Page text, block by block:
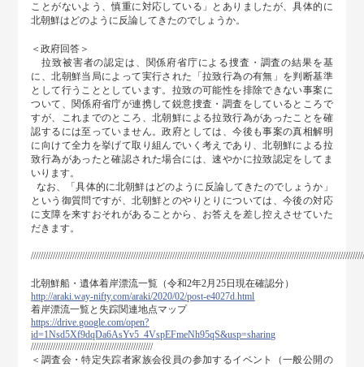
ことがないよう、慎重に対応している」とありましたが、具体的に
北朝鮮はどのように反論してきたのでしょうか。
＜政府回答＞
拉致被害者の認定は、関係府省庁による捜査・調査の結果を基
に、北朝鮮当局によって実行された「拉致行為の有無」を判断基準
として行うこととしています。拉致の可能性を排除できない事案に
ついて、関係府省庁が連携して鋭意捜査・調査をしているところで
すが、これまでのところ、北朝鮮による拉致行為があったことを確
認するには至っていません。政府としては、今後も事案の真相解明
に向けて全力を挙げて取り組んでいく考えであり、北朝鮮による拉
致行為があったと確認された場合には、速やかに拉致認定をしてま
いります。
なお、「具体的に北朝鮮はどのように反論してきたのでしょうか」
という御質問ですが、北朝鮮とのやりとりについては、今後の対応
に支障を来すおそれがあることから、お答えを差し控えさせていた
だきます。
北朝鮮船・遺体着岸漂流一覧（令和2年2月25日現在確認分）
http://araki.way-nifty.com/araki/2020/02/post-e4027d.html
着岸漂流一覧と失踪関連地点マップ
https://drive.google.com/open?
id=1Nsd5Xf9dqDa6AsYv5_4VspEFmeNh95qS&usp=sharing
//////////////////////////////////////////////////
＜調査会・特定失踪者家族会役員の参加するイベント（一般公開の